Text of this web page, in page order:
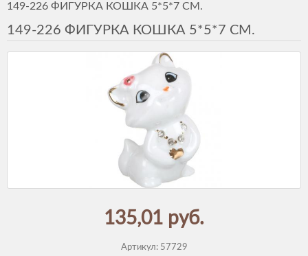
149-226 ФИГУРКА КОШКА 5*5*7 СМ.
149-226 ФИГУРКА КОШКА 5*5*7 СМ.
135,01 руб.
Артикул: 57729